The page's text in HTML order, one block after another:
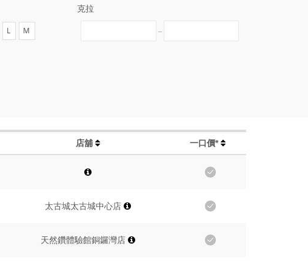
L M
克拉
店舖 一口價*
太古城太古城中心店
天然鑽體驗館銅鑼灣店